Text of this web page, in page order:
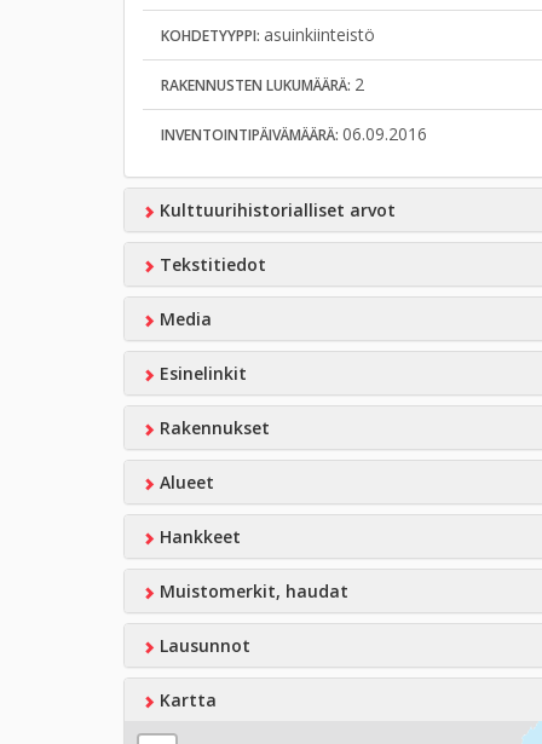
KOHDETYYPPI: asuinkiinteistö
RAKENNUSTEN LUKUMÄÄRÄ: 2
INVENTOINTIPÄIVÄMÄÄRÄ: 06.09.2016
Kulttuurihistorialliset arvot
Tekstitiedot
Media
Esinelinkit
Rakennukset
Alueet
Hankkeet
Muistomerkit, haudat
Lausunnot
Kartta